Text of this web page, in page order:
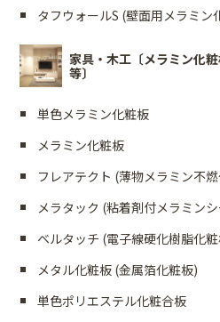
タフウォールS (壁面用メラミン
家具・木工〔メラミン化
等〕
単色メラミン化粧板
メラミン化粧板
フレアテクト (薄物メラミン不
メラタック (粘着剤付メラミン
ベルタッチ (電子線硬化樹脂化
メタル化粧板 (金属箔化粧板)
単色ポリエステル化粧合板